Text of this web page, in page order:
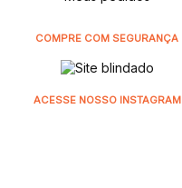
COMPRE COM SEGURANÇA
ACESSE NOSSO INSTAGRAM